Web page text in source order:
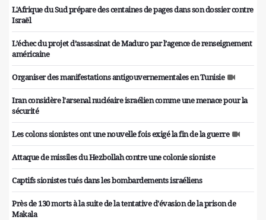
L'Afrique du Sud prépare des centaines de pages dans son dossier contre
Israël
L’échec du projet d’assassinat de Maduro par l’agence de renseignement
américaine
Organiser des manifestations antigouvernementales en Tunisie
Iran considère l'arsenal nucléaire israélien comme une menace pour la
sécurité
Les colons sionistes ont une nouvelle fois exigé la fin de la guerre
Attaque de missiles du Hezbollah contre une colonie sioniste
Captifs sionistes tués dans les bombardements israéliens
Près de 130 morts à la suite de la tentative d'évasion de la prison de
Makala